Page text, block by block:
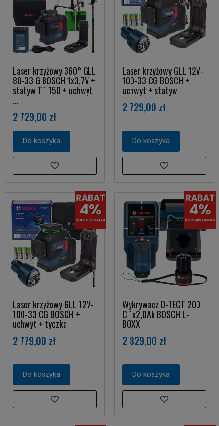
Laser krzyżowy 360° GLL
80-33 G BOSCH 1x3,7V +
statyw TT 150 + uchwyt
...
2 729,00 zł
Do koszyka
Laser krzyżowy GLL 12V-
100-33 CG BOSCH +
uchwyt + statyw
2 729,00 zł
Do koszyka
Laser krzyżowy GLL 12V-
100-33 CG BOSCH +
uchwyt + tyczka
2 779,00 zł
Do koszyka
Wykrywacz D-TECT 200
C 1x2,0Ah BOSCH L-
BOXX
2 829,00 zł
Do koszyka